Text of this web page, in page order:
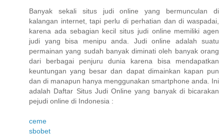
Banyak sekali situs judi online yang bermunculan di
kalangan internet, tapi perlu di perhatian dan di waspadai,
karena ada sebagian kecil situs judi online memiliki agen
judi yang bisa menipu anda. Judi online adalah suatu
permainan yang sudah banyak diminati oleh banyak orang
dari berbagai penjuru dunia karena bisa mendapatkan
keuntungan yang besar dan dapat dimainkan kapan pun
dan di manapun hanya menggunakan smartphone anda. Ini
adalah Daftar Situs Judi Online yang banyak di bicarakan
pejudi online di Indonesia :
ceme
sbobet